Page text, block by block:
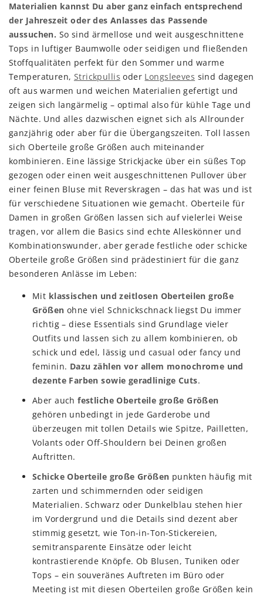
Materialien kannst Du aber ganz einfach entsprechend
der Jahreszeit oder des Anlasses das Passende
aussuchen. So sind ärmellose und weit ausgeschnittene
Tops in luftiger Baumwolle oder seidigen und fließenden
Stoffqualitäten perfekt für den Sommer und warme
Temperaturen, Strickpullis oder Longsleeves sind dagegen
oft aus warmen und weichen Materialien gefertigt und
zeigen sich langärmelig – optimal also für kühle Tage und
Nächte. Und alles dazwischen eignet sich als Allrounder
ganzjährig oder aber für die Übergangszeiten. Toll lassen
sich Oberteile große Größen auch miteinander
kombinieren. Eine lässige Strickjacke über ein süßes Top
gezogen oder einen weit ausgeschnittenen Pullover über
einer feinen Bluse mit Reverskragen – das hat was und ist
für verschiedene Situationen wie gemacht. Oberteile für
Damen in großen Größen lassen sich auf vielerlei Weise
tragen, vor allem die Basics sind echte Alleskönner und
Kombinationswunder, aber gerade festliche oder schicke
Oberteile große Größen sind prädestiniert für die ganz
besonderen Anlässe im Leben:
Mit klassischen und zeitlosen Oberteilen große
Größen ohne viel Schnickschnack liegst Du immer
richtig – diese Essentials sind Grundlage vieler
Outfits und lassen sich zu allem kombinieren, ob
schick und edel, lässig und casual oder fancy und
feminin. Dazu zählen vor allem monochrome und
dezente Farben sowie geradlinige Cuts.
Aber auchfestliche Oberteile große Größen
gehören unbedingt in jede Garderobe und
überzeugen mit tollen Details wie Spitze, Pailletten,
Volants oder Off-Shouldern bei Deinen großen
Auftritten.
Schicke Oberteile große Größen punkten häufig mit
zarten und schimmernden oder seidigen
Materialien. Schwarz oder Dunkelblau stehen hier
im Vordergrund und die Details sind dezent aber
stimmig gesetzt, wie Ton-in-Ton-Stickereien,
semitransparente Einsätze oder leicht
kontrastierende Knöpfe. Ob Blusen, Tuniken oder
Tops – ein souveränes Auftreten im Büro oder
Meeting ist mit diesen Oberteilen große Größen kein